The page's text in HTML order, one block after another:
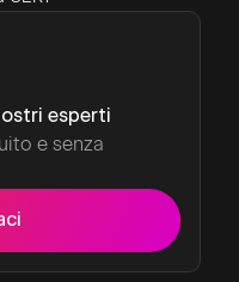
esperti
e senza